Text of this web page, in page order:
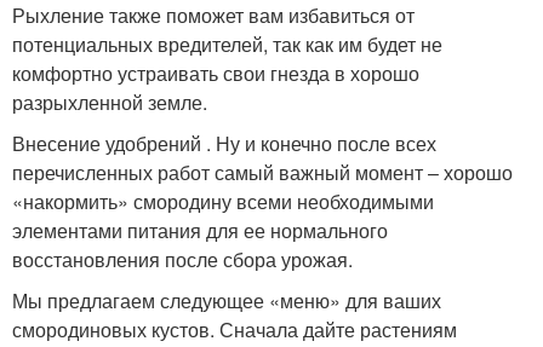
Рыхление также поможет вам избавиться от
потенциальных вредителей, так как им будет не
комфортно устраивать свои гнезда в хорошо
разрыхленной земле.
Внесение удобрений . Ну и конечно после всех
перечисленных работ самый важный момент – хорошо
«накормить» смородину всеми необходимыми
элементами питания для ее нормального
восстановления после сбора урожая.
Мы предлагаем следующее «меню» для ваших
смородиновых кустов. Сначала дайте растениям